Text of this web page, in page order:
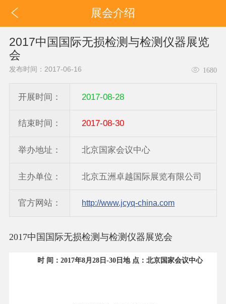
展会介绍
2017中国国际无损检测与检测仪器展览
会
发布时间：2017-06-16 1680
开展时间： 2017-08-28
结束时间： 2017-08-30
举办地址： 北京国家会议中心
主办单位： 北京五洲卓越国际展览有限公司
官方网站： http://www.jcyq-china.com
2017中国国际无损检测与检测仪器展览会
时 间： 2017年8 月 28 日 -30 日 地 点：北京国家会议中心